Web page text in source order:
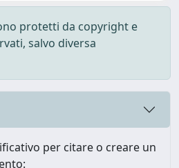
protetti da copyright e
salvo diversa
per citare o creare un